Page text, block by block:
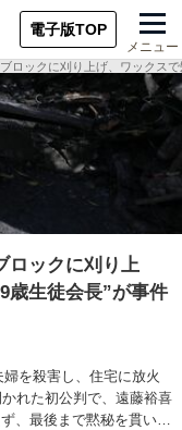
電子版TOP
メニュー
ブロックに刈り上げ、ワック
ロックに刈り上
歳生徒会長”が事件
を殺害し、住宅に放火
れた初公判で、遠藤裕喜
、最後まで黙秘を貫い